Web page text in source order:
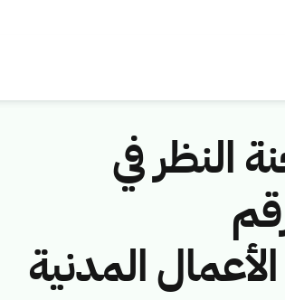
النظر في
(شركة الأعمال المدنية